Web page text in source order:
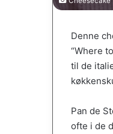
Denne
“Where
til de
Pan de
ofte i de